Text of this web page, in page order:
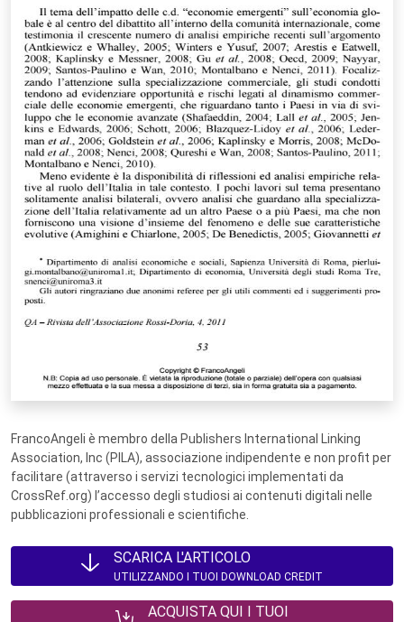
FrancoAngeli è membro della Publishers International Linking
Association, Inc (PILA), associazione indipendente e non profit per
facilitare (attraverso i servizi tecnologici implementati da
CrossRef.org) l’accesso degli studiosi ai contenuti digitali nelle
pubblicazioni professionali e scientifiche.
SCARICA L'ARTICOLO
UTILIZZANDO I TUOI DOWNLOAD CREDIT
ACQUISTA QUI I TUOI